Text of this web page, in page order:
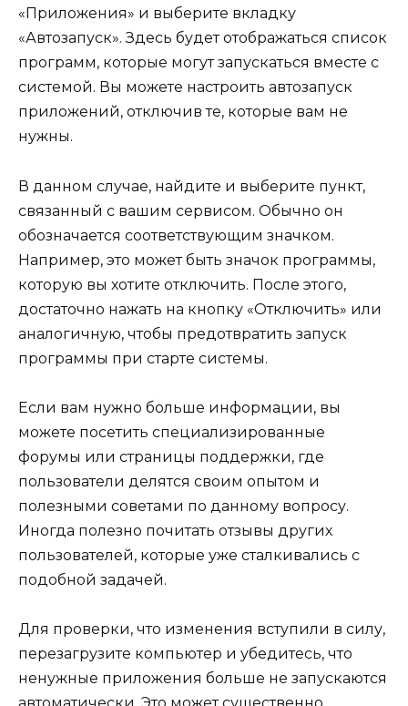
«Приложения» и выберите вкладку
«Автозапуск». Здесь будет отображаться список
программ, которые могут запускаться вместе с
системой. Вы можете настроить автозапуск
приложений, отключив те, которые вам не
нужны.
В данном случае, найдите и выберите пункт,
связанный с вашим сервисом. Обычно он
обозначается соответствующим значком.
Например, это может быть значок программы,
которую вы хотите отключить. После этого,
достаточно нажать на кнопку «Отключить» или
аналогичную, чтобы предотвратить запуск
программы при старте системы.
Если вам нужно больше информации, вы
можете посетить специализированные
форумы или страницы поддержки, где
пользователи делятся своим опытом и
полезными советами по данному вопросу.
Иногда полезно почитать отзывы других
пользователей, которые уже сталкивались с
подобной задачей.
Для проверки, что изменения вступили в силу,
перезагрузите компьютер и убедитесь, что
ненужные приложения больше не запускаются